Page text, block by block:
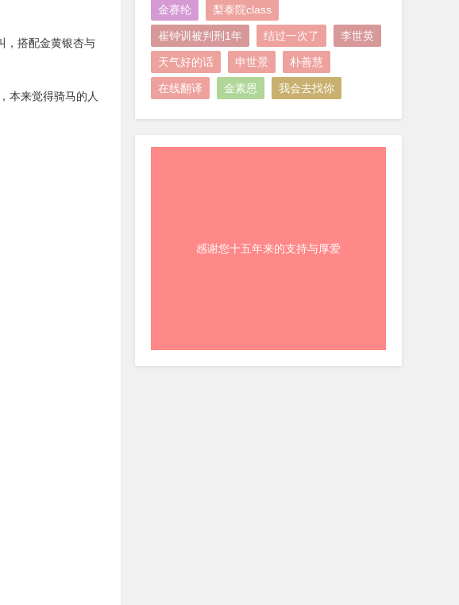
，搭配金黄银杏与
本来觉得骑马的人
金赛纶 梨泰院class
崔钟训被判刑1年 结过一次了 李世英
天气好的话 申世景 朴善慧
在线翻译 金素恩 我会去找你
感谢您十五年来的支持与厚爱